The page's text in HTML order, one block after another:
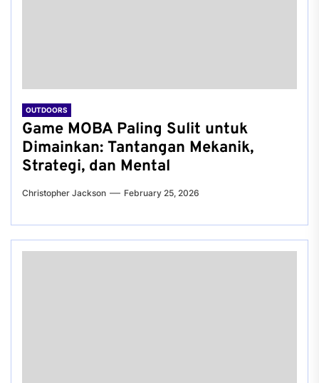
OUTDOORS
Game MOBA Paling Sulit untuk
Dimainkan: Tantangan Mekanik,
Strategi, dan Mental
Christopher Jackson February 25, 2026